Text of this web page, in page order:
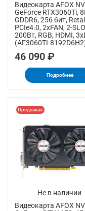
Видеокарта AFOX
GeForce RTX3060Ti,
GDDR6, 256 бит,
PCIe4.0, 2xFAN, 2-
200Вт, RGB, HDMI,
(AF3060TI-
46 090 ₽
Подробнее
Не в наличии
Предзаказ
Видеокарта AFOX